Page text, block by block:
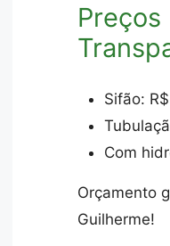
Preços
Sifão:
Com
Orçamento
Guilherme!